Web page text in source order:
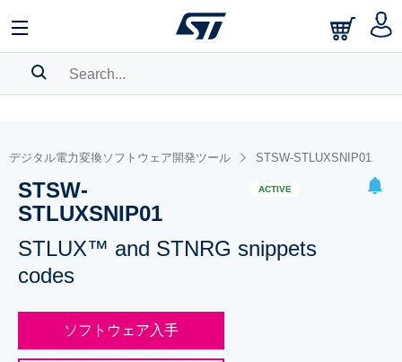
BOOKMARK
Pleaselog in to show your saved searches.
デジタル電力変換ソフトウェア開発ツール STSW-STLUXSNIP01
STSW-
STLUXSNIP01
ACTIVE
STLUX™ and STNRG snippets
codes
ソフトウェア入手